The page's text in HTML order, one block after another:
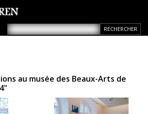
au musée des Beaux-Arts de